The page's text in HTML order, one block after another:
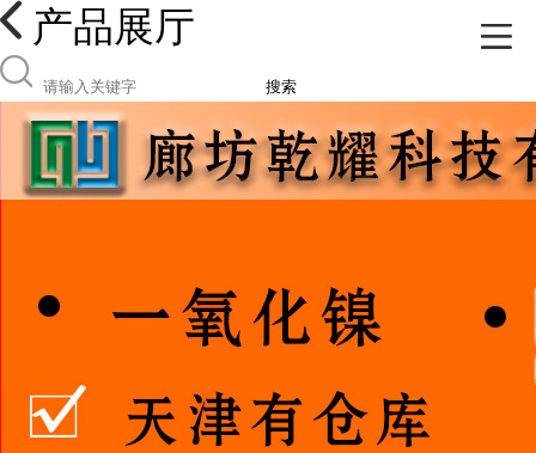
产品展厅
搜索